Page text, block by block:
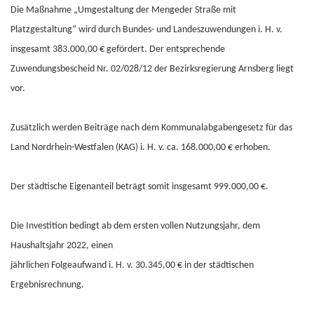
Die Maßnahme „Umgestaltung der Mengeder Straße mit
Platzgestaltung“ wird durch Bundes- und Landeszuwendungen i. H. v.
insgesamt 383.000,00 € gefördert. Der entsprechende
Zuwendungsbescheid Nr. 02/028/12 der Bezirksregierung Arnsberg liegt
vor.
Zusätzlich werden Beiträge nach dem Kommunalabgabengesetz für das
Land Nordrhein-Westfalen (KAG) i. H. v. ca. 168.000,00 € erhoben.
Der städtische Eigenanteil beträgt somit insgesamt 999.000,00 €.
Die Investition bedingt ab dem ersten vollen Nutzungsjahr, dem
Haushaltsjahr 2022, einen
jährlichen Folgeaufwand i. H. v. 30.345,00 € in der städtischen
Ergebnisrechnung.